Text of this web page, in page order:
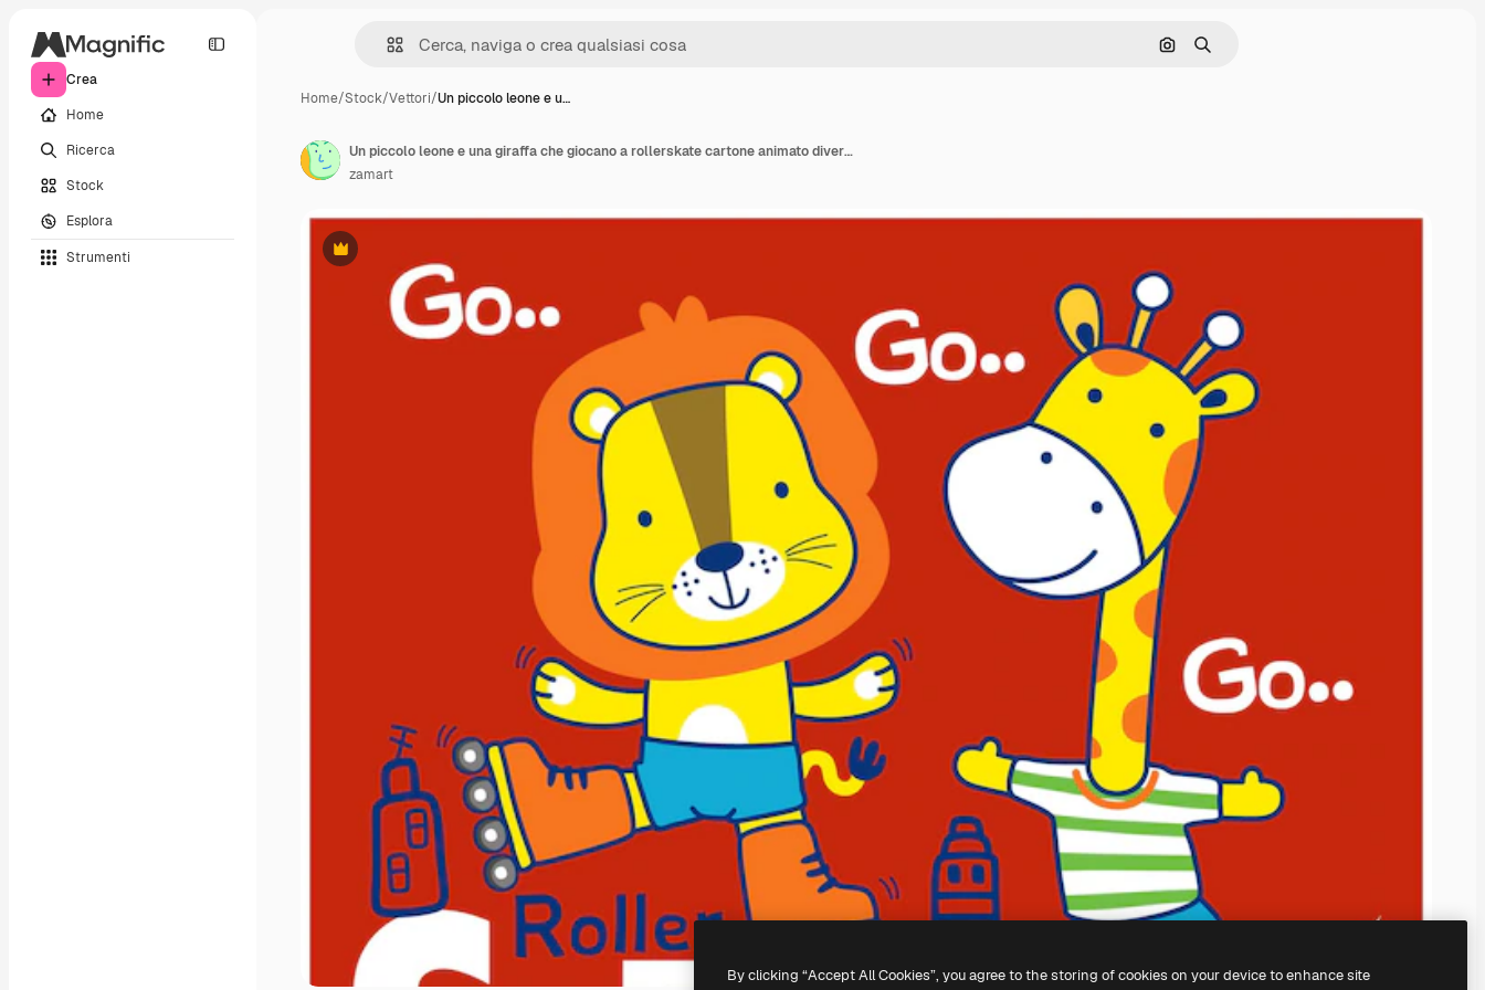
Crea
Home
Ricerca
Stock
Esplora
Strumenti
Cerca per immagine
Ricerca
Home/Stock/Vettori/Un piccolo leone e u…
Premium
Un piccolo leone e una giraffa che giocano a rollerskate cartone animato divertente
zamart
By clicking “Accept All Cookies”, you agree to the storing of cookies on your device to enhance site